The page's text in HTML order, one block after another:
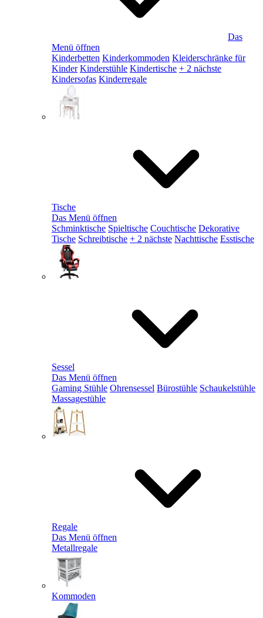
Das
Menü öffnen
Kinderbetten Kinderkommoden Kleiderschränke für
Kinder Kinderstühle Kindertische + 2 nächste
Kindersofas Kinderregale
Tische
Das Menü öffnen
Schminktische Spieltische Couchtische Dekorative
Tische Schreibtische + 2 nächste Nachttische Esstische
Sessel
Das Menü öffnen
Gaming Stühle Ohrensessel Bürostühle Schaukelstühle
Massagestühle
Regale
Das Menü öffnen
Metallregale
Kommoden